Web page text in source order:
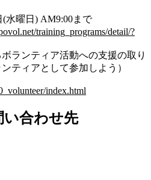
(水曜日) AM9:00まで
training_programs/detail/?
ランティア活動への支援の取り
ティアとして参加しよう）
index.html
い合わせ先